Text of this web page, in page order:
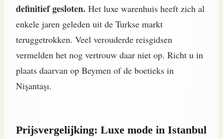
definitief gesloten. Het luxe warenhuis heeft zich al
enkele jaren geleden uit de Turkse markt
teruggetrokken. Veel verouderde reisgidsen
vermelden het nog vertrouw daar niet op. Richt u in
plaats daarvan op Beymen of de boetieks in
Nişantaşı.
Prijsvergelijking: Luxe mode in Istanbul